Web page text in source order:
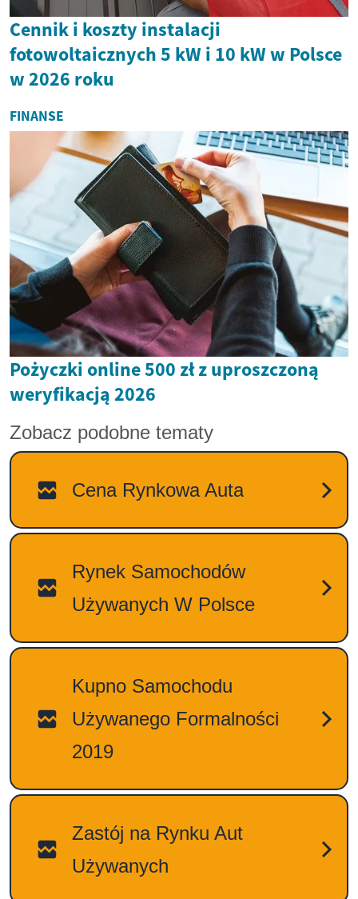
Cennik i koszty instalacji
fotowoltaicznych 5 kW i 10 kW w Polsce
w 2026 roku
FINANSE
Pożyczki online 500 zł z uproszczoną
weryfikacją 2026